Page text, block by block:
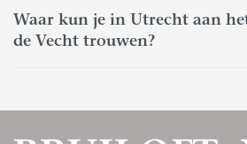
Waar kun je in Utrecht aan
de Vecht trouwen?